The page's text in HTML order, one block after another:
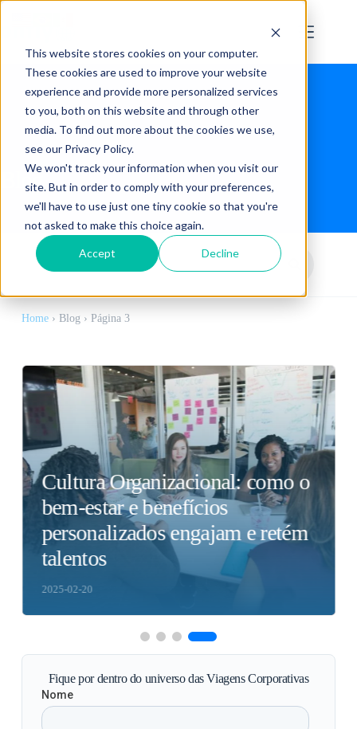
This website stores cookies on your computer.
These cookies are used to improve your website
experience and provide more personalized services
to you, both on this website and through other
media. To find out more about the cookies we use,
see our Privacy Policy.
We won't track your information when you visit our
site. But in order to comply with your preferences,
we'll have to use just one tiny cookie so that you're
not asked to make this choice again.
Accept Decline
Blog
Home› Blog› Página 3
Cultura Organizacional: como o
bem-estar e benefícios
personalizados engajam e retém
talentos
2025-02-20
Fique por dentro do universo das Viagens Corporativas